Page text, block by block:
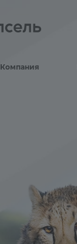
Компания